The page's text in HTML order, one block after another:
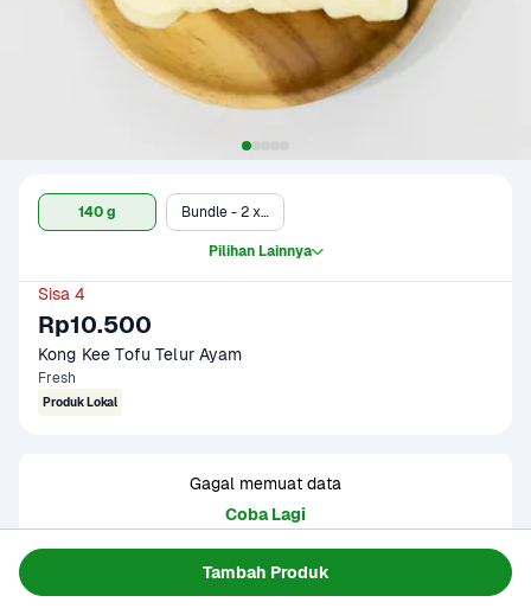
Tambah Produk
140 g Bundle - 2 x 140 g*
Pilihan Lainnya
Sisa 4
Rp10.500
Kong Kee Tofu Telur Ayam
Fresh
Produk Lokal
Gagal memuat data
Coba Lagi
Informasi Produk